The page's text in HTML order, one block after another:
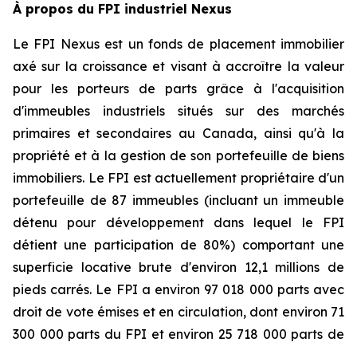
À propos du FPI industriel Nexus
Le FPI Nexus est un fonds de placement immobilier
axé sur la croissance et visant à accroître la valeur
pour les porteurs de parts grâce à l'acquisition
d'immeubles industriels situés sur des marchés
primaires et secondaires au Canada, ainsi qu'à la
propriété et à la gestion de son portefeuille de biens
immobiliers. Le FPI est actuellement propriétaire d'un
portefeuille de 87 immeubles (incluant un immeuble
détenu pour développement dans lequel le FPI
détient une participation de 80%) comportant une
superficie locative brute d'environ 12,1 millions de
pieds carrés. Le FPI a environ 97 018 000 parts avec
droit de vote émises et en circulation, dont environ 71
300 000 parts du FPI et environ 25 718 000 parts de